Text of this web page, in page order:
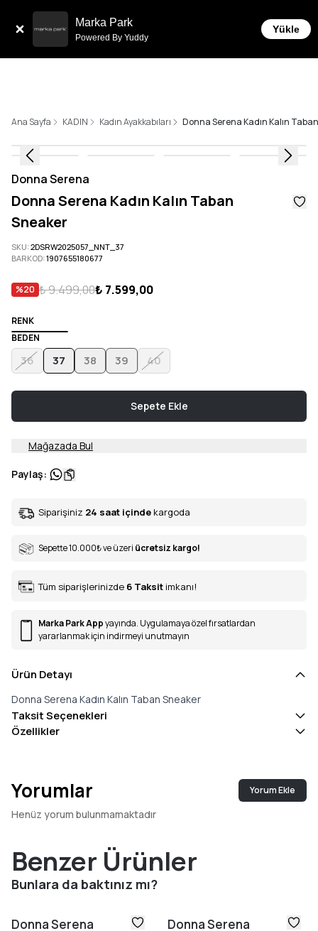
Marka Park
Powered By Yuddy
Yükle
6 Taksit İmkanı!
Ana Sayfa KADIN Kadın Ayakkabıları Donna Serena Kadın Kalın
Donna Serena
Donna Serena Kadın Kalın Taban
Sneaker
SKU:2DSRW2025057_NNT_37
BARKOD:1907655180677
%20 ₺ 9.499,00₺ 7.599,00
RENK
BEDEN
36 37 38 39 40
Sepete Ekle
Mağazada Bul
Paylaş:
Siparişiniz 24 saat içinde kargoda
Sepette 10.000₺ve üzeri ücretsiz kargo!
Tüm siparişlerinizde 6 Taksit imkanı!
Marka Park Appyayında. Uygulamaya özel fırsatlardan
yararlanmak için indirmeyi unutmayın
Ürün Detayı
Donna Serena Kadın Kalın Taban Sneaker
Taksit Seçenekleri
Özellikler
Yorumlar Yorum Ekle
Henüz yorum bulunmamaktadır
Benzer Ürünler
Bunlara da baktınız mı?
Donna Serena Donna Serena